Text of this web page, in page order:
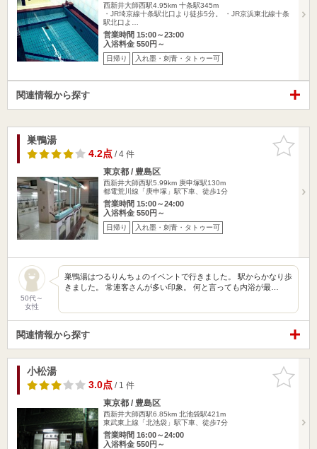
西新井大師西駅4.95km 十条駅345m
・JR埼京線十条駅北口より徒歩5分。 ・JR京浜東北線十条
駅北口よ…
営業時間 15:00～23:00
入浴料金 550円～
日帰り 入れ墨・刺青・タトゥー可
関連情報から探す
お気に入
りに追加
巣鴨湯
4.2点/ 4 件
東京都 / 豊島区
西新井大師西駅5.99km 庚申塚駅130m
都電荒川線「庚申塚」駅下車、徒歩1分
営業時間 15:00～24:00
入浴料金 550円～
日帰り 入れ墨・刺青・タトゥー可
50代～
女性
巣鴨湯はつるりんちょのイベントで行きました。 駅からかなり歩
きました。 常連客さんが多い印象。 何と言っても内浴が最…
関連情報から探す
お気に入
りに追加
小松湯
3.0点/ 1 件
東京都 / 豊島区
西新井大師西駅6.85km 北池袋駅421m
東武東上線「北池袋」駅下車、徒歩7分
営業時間 16:00～24:00
入浴料金 550円～